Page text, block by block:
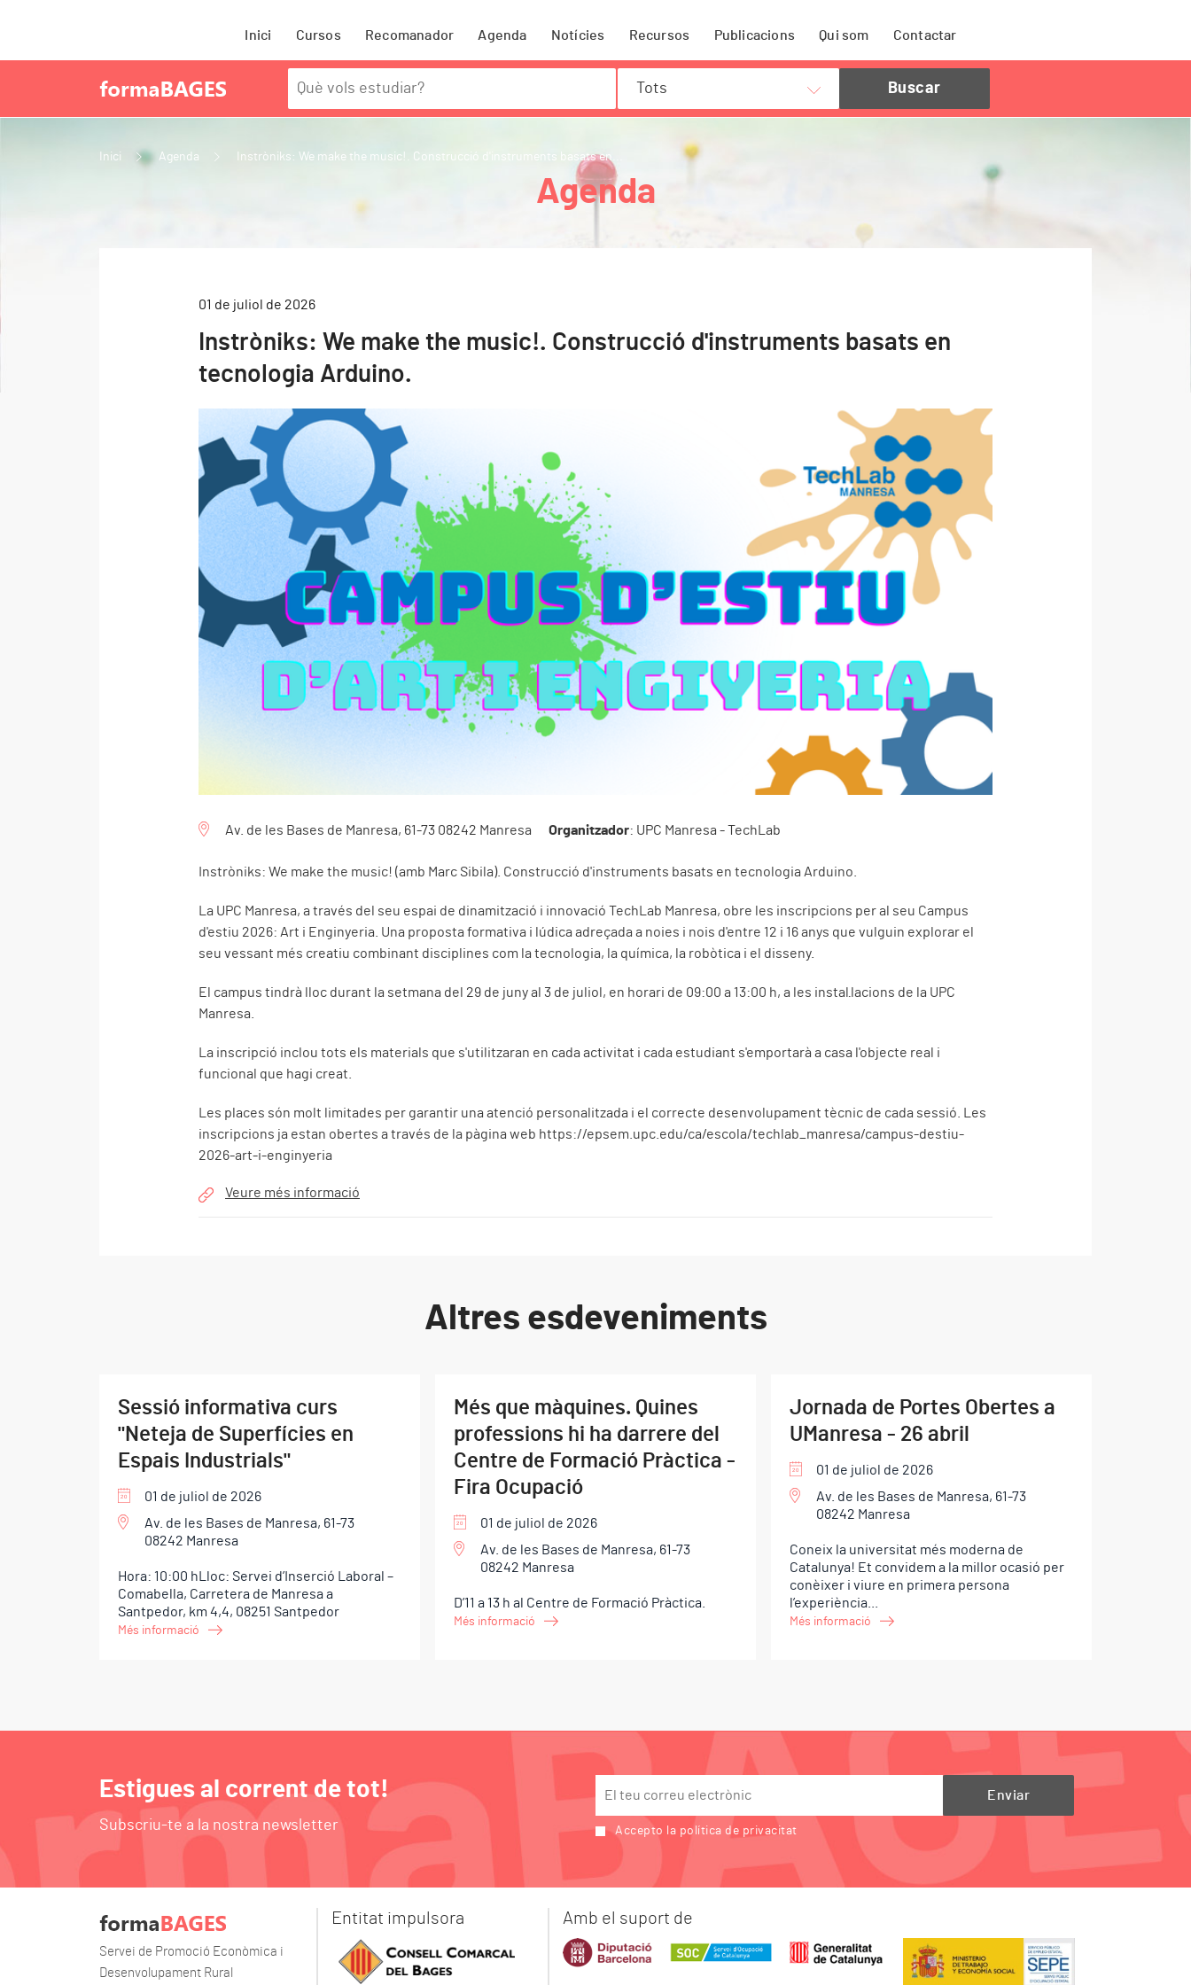
Inici Cursos Recomanador Agenda Notícies Recursos Publicacions Qui som Contactar
Tots
Inici Agenda Instròniks: We make the music!. Construcció d'instruments basats en...
Agenda
01 de juliol de 2026
Instròniks: We make the music!. Construcció d'instruments basats en
tecnologia Arduino.
Av. de les Bases de Manresa, 61-73 08242 Manresa Organitzador: UPC Manresa - TechLab
Instròniks: We make the music! (amb Marc Sibila). Construcció d'instruments basats en tecnologia Arduino.
La UPC Manresa, a través del seu espai de dinamització i innovació TechLab Manresa, obre les inscripcions per al seu Campus
d'estiu 2026: Art i Enginyeria. Una proposta formativa i lúdica adreçada a noies i nois d'entre 12 i 16 anys que vulguin explorar el
seu vessant més creatiu combinant disciplines com la tecnologia, la química, la robòtica i el disseny.
El campus tindrà lloc durant la setmana del 29 de juny al 3 de juliol, en horari de 09:00 a 13:00 h, a les instal·lacions de la UPC
Manresa.
La inscripció inclou tots els materials que s'utilitzaran en cada activitat i cada estudiant s'emportarà a casa l'objecte real i
funcional que hagi creat.
Les places són molt limitades per garantir una atenció personalitzada i el correcte desenvolupament tècnic de cada sessió. Les
inscripcions ja estan obertes a través de la pàgina web https://epsem.upc.edu/ca/escola/techlab_manresa/campus-destiu-
2026-art-i-enginyeria
Veure més informació
Altres esdeveniments
Sessió informativa curs
"Neteja de Superfícies en
Espais Industrials"
01 de juliol de 2026
Av. de les Bases de Manresa, 61-73
08242 Manresa
Hora: 10:00 hLloc: Servei d’Inserció Laboral –
Comabella, Carretera de Manresa a
Santpedor, km 4,4, 08251 Santpedor
Més informació
Més que màquines. Quines
professions hi ha darrere del
Centre de Formació Pràctica -
Fira Ocupació
01 de juliol de 2026
Av. de les Bases de Manresa, 61-73
08242 Manresa
D’11 a 13 h al Centre de Formació Pràctica.
Més informació
Jornada de Portes Obertes a
UManresa - 26 abril
01 de juliol de 2026
Av. de les Bases de Manresa, 61-73
08242 Manresa
Coneix la universitat més moderna de
Catalunya! Et convidem a la millor ocasió per
conèixer i viure en primera persona
l’experiència...
Més informació
Estigues al corrent de tot!
Subscriu-te a la nostra newsletter Accepto la política de privacitat
Servei de Promoció Econòmica i
Desenvolupament Rural
Entitat impulsora Amb el suport de